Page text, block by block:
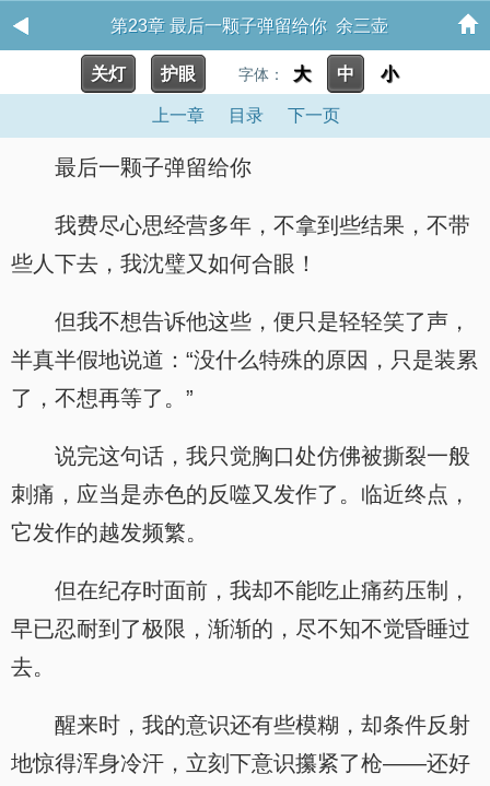
第23章 最后一颗子弹留给你 余三壶
关灯 护眼 字体： 大 中 小
上一章 目录 下一页
最后一颗子弹留给你
我费尽心思经营多年，不拿到些结果，不带
些人下去，我沈璧又如何合眼！
但我不想告诉他这些，便只是轻轻笑了声，
半真半假地说道：“没什么特殊的原因，只是装累
了，不想再等了。”
说完这句话，我只觉胸口处仿佛被撕裂一般
刺痛，应当是赤色的反噬又发作了。临近终点，
它发作的越发频繁。
但在纪存时面前，我却不能吃止痛药压制，
早已忍耐到了极限，渐渐的，尽不知不觉昏睡过
去。
醒来时，我的意识还有些模糊，却条件反射
地惊得浑身冷汗，立刻下意识攥紧了枪——还好